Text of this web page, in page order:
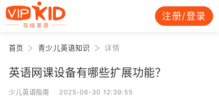
注册/登录
首页 青少儿英语知识 详情
英语网课设备有哪些扩展功能？
少儿英语指南 2025-06-30 12:39:55